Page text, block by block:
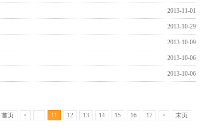
2013-11-01
2013-10-29
2013-10-09
2013-10-06
2013-10-06
首页 < ... 11 12 13 14 15 16 17 > 末页